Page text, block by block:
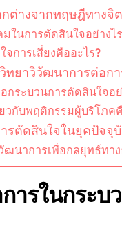
างจากทฤษฎีทางจิ
ในการตัดสินใจอย่างไ
การเสี่ยงคืออะไร?
ยาวิวัฒนาการต่อกา
ระบวนการตัดสินใจอย่
กับพฤติกรรมผู้บริโภค
ตัดสินใจในยุคปัจจุบั
นาการเพื่อกลยุทธ์ทา
รในกระบ